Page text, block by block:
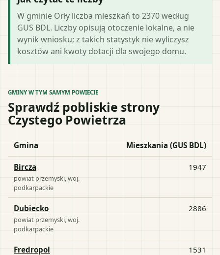
W gminie Orły liczba mieszkań to 2370 według
GUS BDL. Liczby opisują otoczenie lokalne, a nie
wynik wniosku; z takich statystyk nie wyliczysz
kosztów ani kwoty dotacji dla swojego domu.
GMINY W TYM SAMYM POWIECIE
Sprawdź pobliskie strony
Czystego Powietrza
Gmina Mieszkania (GUS BDL)
Bircza
powiat przemyski , woj.
podkarpackie
1947
Dubiecko
powiat przemyski , woj.
podkarpackie
2886
Fredropol 1531